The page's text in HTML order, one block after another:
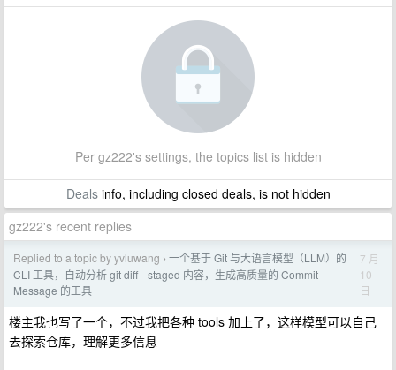
Per gz222's settings, the topics list is hidden
Dealsinfo, including closed deals, is not hidden
gz222's recent replies
Replied to a topic by yvluwang › 一个基于 Git 与大语言模型（LLM）的
CLI 工具，自动分析 git diff --staged 内容，生成高质量的 Commit
Message 的工具
7 月
10
日
楼主我也写了一个，不过我把各种 tools 加上了，这样模型可以自己
去探索仓库，理解更多信息